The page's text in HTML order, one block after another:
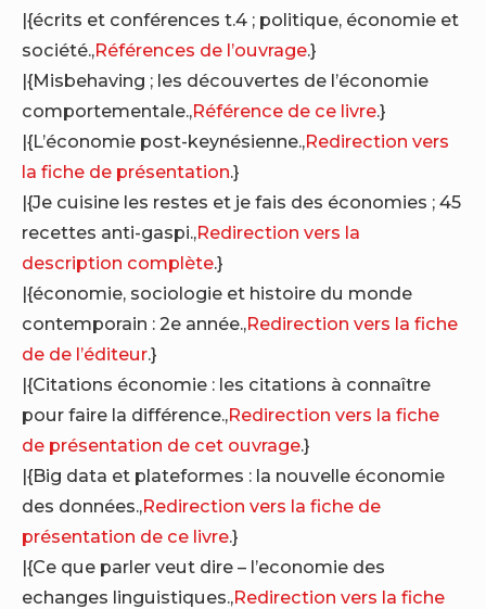
|{écrits et conférences t.4 ; politique, économie et
société.,Références de l’ouvrage.}
|{Misbehaving ; les découvertes de l’économie
comportementale.,Référence de ce livre.}
|{L’économie post-keynésienne.,Redirection vers
la fiche de présentation.}
|{Je cuisine les restes et je fais des économies ; 45
recettes anti-gaspi.,Redirection vers la
description complète.}
|{économie, sociologie et histoire du monde
contemporain : 2e année.,Redirection vers la fiche
de de l’éditeur.}
|{Citations économie : les citations à connaître
pour faire la différence.,Redirection vers la fiche
de présentation de cet ouvrage.}
|{Big data et plateformes : la nouvelle économie
des données.,Redirection vers la fiche de
présentation de ce livre.}
|{Ce que parler veut dire – l’economie des
echanges linguistiques.,Redirection vers la fiche